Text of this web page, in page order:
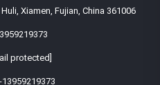
Xiamen, Fujian, China 361006
protected]
13959219373